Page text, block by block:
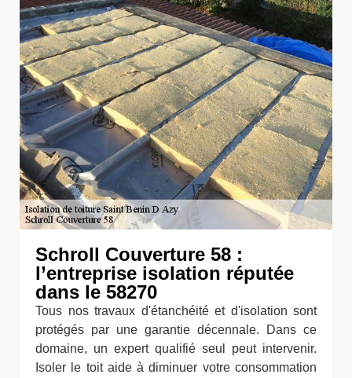
Schroll Couverture 58 :
l’entreprise isolation réputée
dans le 58270
Tous nos travaux d'étanchéité et d'isolation sont
protégés par une garantie décennale. Dans ce
domaine, un expert qualifié seul peut intervenir.
Isoler le toit aide à diminuer votre consommation